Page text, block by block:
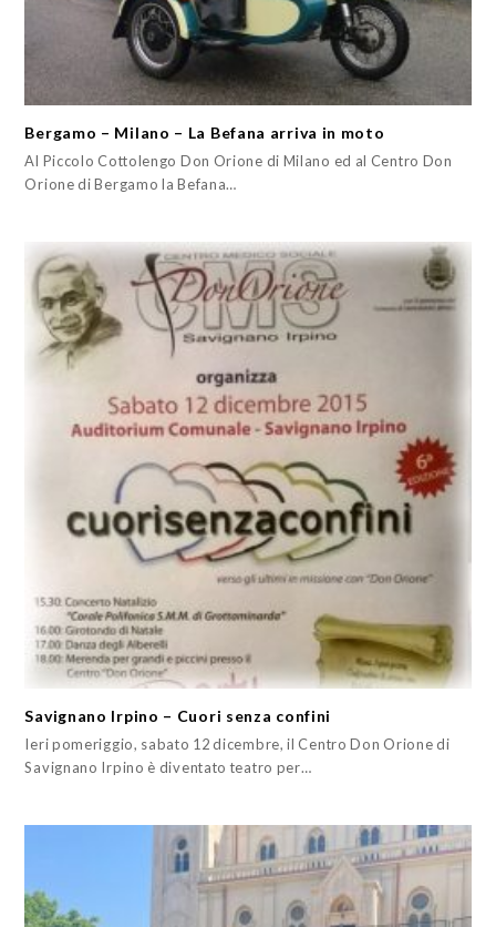
Bergamo – Milano – La Befana arriva in moto
Al Piccolo Cottolengo Don Orione di Milano ed al Centro Don
Orione di Bergamo la Befana…
Savignano Irpino – Cuori senza confini
Ieri pomeriggio, sabato 12 dicembre, il Centro Don Orione di
Savignano Irpino è diventato teatro per…